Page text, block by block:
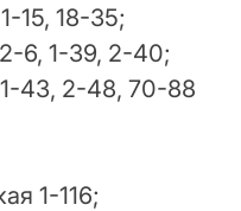
15, 18-35;
6, 1-39, 2-40;
43, 2-48, 70-88
1-116;